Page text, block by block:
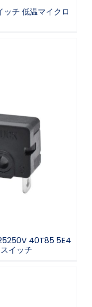
チ 低温マイクロ
3A 125250V
クロスイッチ
40T85 5E4
イッチ